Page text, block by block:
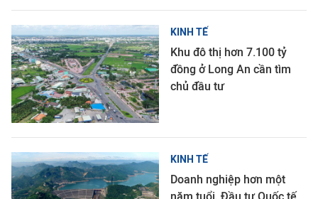
KINH TẾ
Khu đô thị hơn 7.100 tỷ
đồng ở Long An cần tìm
chủ đầu tư
KINH TẾ
Doanh nghiệp hơn một